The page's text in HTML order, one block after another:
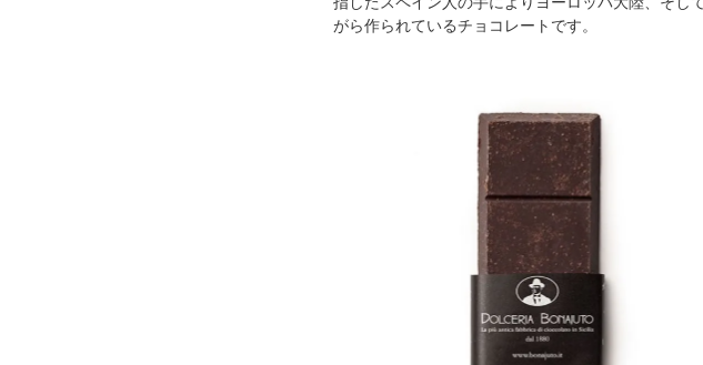
がら作られているチョコレートです。